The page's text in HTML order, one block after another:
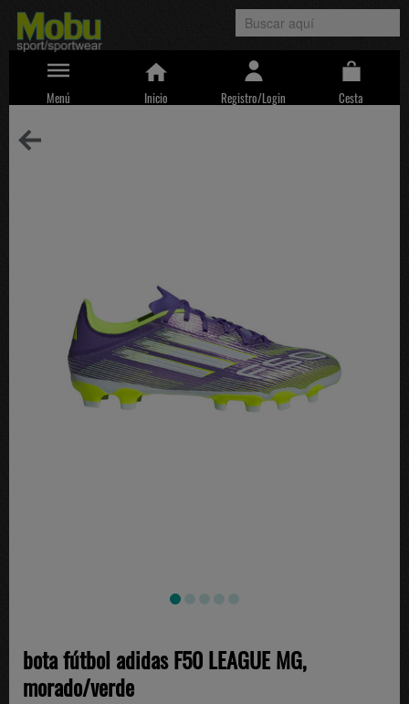
Menú Inicio Registro/Login Cesta
bota fútbol adidas F50 LEAGUE MG,
morado/verde